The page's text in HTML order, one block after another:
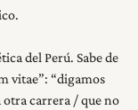
del Perú. Sabe de
vitae”: “digamos
otra carrera / que no